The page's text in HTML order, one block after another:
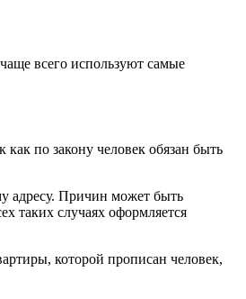
всего используют самые
по закону человек обязан быть
адресу. Причин может быть
таких случаях оформляется
которой прописан человек,